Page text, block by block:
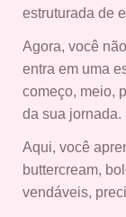
estruturada de
Agora, você
entra em uma
começo, meio,
da sua jornada.
Aqui, você
buttercream,
vendáveis,